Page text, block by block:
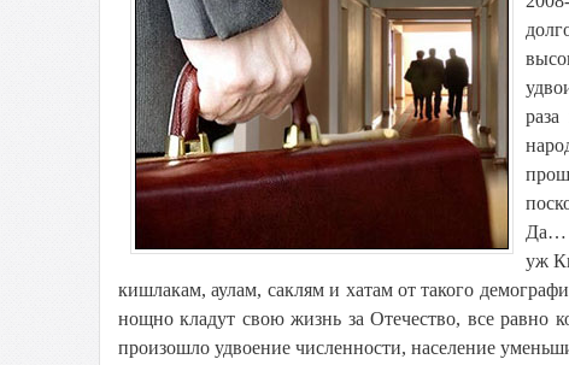
Да…
уж
кишлакам, аулам, саклям и хатам от такого
нощно кладут свою жизнь за Отечество, все равно
произошло удвоение численности, население